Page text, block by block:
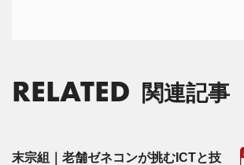
RELATED 関連記事
末宗組｜老舗ゼネコンが挑むICTと技